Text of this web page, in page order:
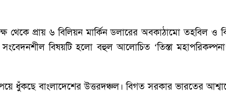
থেকে প্রায় ৬ বিলিয়ন মার্কিন ডলারের অবকাঠামো তহবিল ও
বিষয়টি হলো বহুল আলোচিত ‘তিস্তা মহাপরিকল্পনা’
ধুঁকছে বাংলাদেশের উত্তরদঞ্চল। বিগত সরকার ভারতের